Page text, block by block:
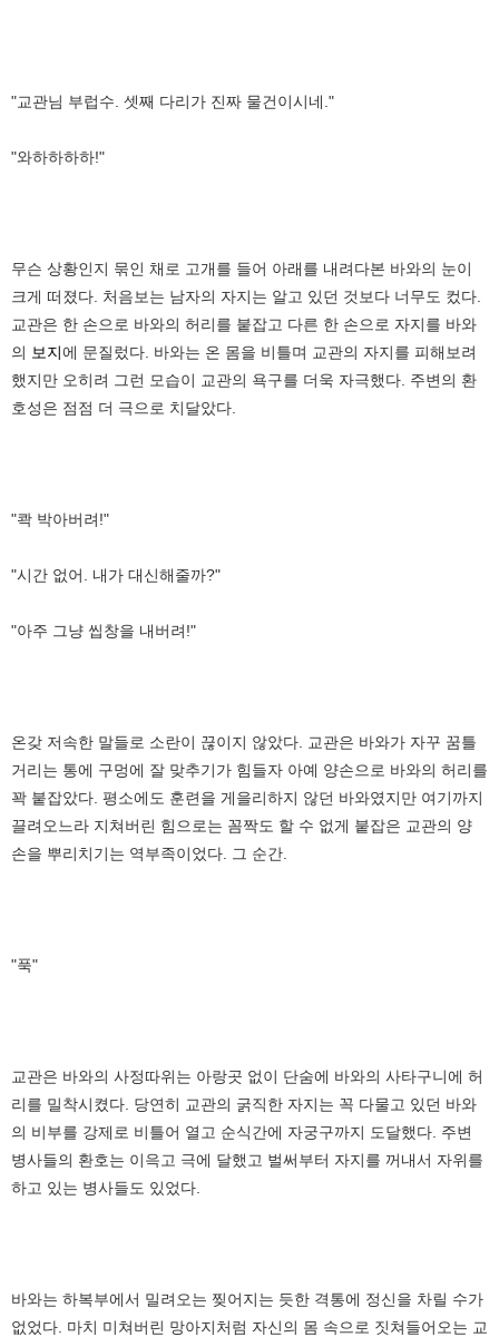
"교관님 부럽수. 셋째 다리가 진짜 물건이시네."
"와하하하하!"
무슨 상황인지 묶인 채로 고개를 들어 아래를 내려다본 바와의 눈이
크게 떠졌다. 처음보는 남자의 자지는 알고 있던 것보다 너무도 컸다.
교관은 한 손으로 바와의 허리를 붙잡고 다른 한 손으로 자지를 바와
의 보지에 문질렀다. 바와는 온 몸을 비틀며 교관의 자지를 피해보려
했지만 오히려 그런 모습이 교관의 욕구를 더욱 자극했다. 주변의 환
호성은 점점 더 극으로 치달았다.
"콱 박아버려!"
"시간 없어. 내가 대신해줄까?"
"아주 그냥 씹창을 내버려!"
온갖 저속한 말들로 소란이 끊이지 않았다. 교관은 바와가 자꾸 꿈틀
거리는 통에 구멍에 잘 맞추기가 힘들자 아예 양손으로 바와의 허리를
꽉 붙잡았다. 평소에도 훈련을 게을리하지 않던 바와였지만 여기까지
끌려오느라 지쳐버린 힘으로는 꼼짝도 할 수 없게 붙잡은 교관의 양
손을 뿌리치기는 역부족이었다. 그 순간.
"푹"
교관은 바와의 사정따위는 아랑곳 없이 단숨에 바와의 사타구니에 허
리를 밀착시켰다. 당연히 교관의 굵직한 자지는 꼭 다물고 있던 바와
의 비부를 강제로 비틀어 열고 순식간에 자궁구까지 도달했다. 주변
병사들의 환호는 이윽고 극에 달했고 벌써부터 자지를 꺼내서 자위를
하고 있는 병사들도 있었다.
바와는 하복부에서 밀려오는 찢어지는 듯한 격통에 정신을 차릴 수가
없었다. 마치 미쳐버린 망아지처럼 자신의 몸 속으로 짓쳐들어오는 교